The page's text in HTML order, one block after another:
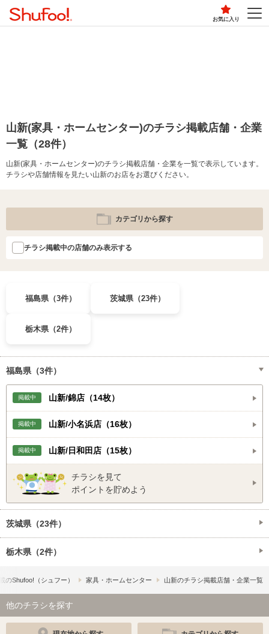
お気に入り
山新(家具・ホームセンター)のチラシ掲載店舗・企業
一覧（28件）
山新(家具・ホームセンター)のチラシ掲載店舗・企業を一覧で表示しています。
チラシや店舗情報を見たい山新のお店をお選びください。
カテゴリから探す
チラシ掲載中の店舗のみ表示する
福島県（3件） 茨城県（23件）
栃木県（2件）
福島県（3件）
掲載中 山新/錦店（14枚）
掲載中 山新/小名浜店（16枚）
掲載中 山新/日和田店（15枚）
チラシを見て
ポイントを貯めよう
茨城県（23件）
栃木県（2件）
の​Shufoo!​（シュフー） 家具・ホームセンター 山新のチラシ掲載店舗・企業一覧
他のチラシを探す